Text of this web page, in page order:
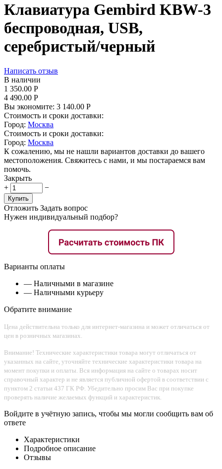
Клавиатура Gembird KBW-3
беспроводная, USB,
серебристый/черный
Написать отзыв
В наличии
1 350.00 Р
4 490.00 Р
Вы экономите: 3 140.00 Р
Стоимость и сроки доставки:
Город: Москва
Стоимость и сроки доставки:
Город: Москва
К сожалению, мы не нашли вариантов доставки до вашего
местоположения. Свяжитесь с нами, и мы постараемся вам
помочь.
Закрыть
+
−
Купить
Отложить Задать вопрос
Нужен индивидуальный подбор?
Варианты оплаты
— Наличными в магазине
— Наличными курьеру
Обратите внимание
Цена действительна только для интернет-магазина и может отличаться от
цен в розничных магазинах.
Внимание! Технические характеристики товара могут отличаться от
указанных на сайте, уточняйте технические характеристики товара на
момент покупки и оплаты. Вся информация на сайте о товарах носит
справочный характер и не является публичной офертой в соответствии с
пунктом 2 статьи 437 ГК РФ. Убедительно просим Вас при покупке
проверять наличие желаемых функций и характеристик.
Войдите в учётную запись, чтобы мы могли сообщить вам об
ответе
Характеристики
Подробное описание
Отзывы